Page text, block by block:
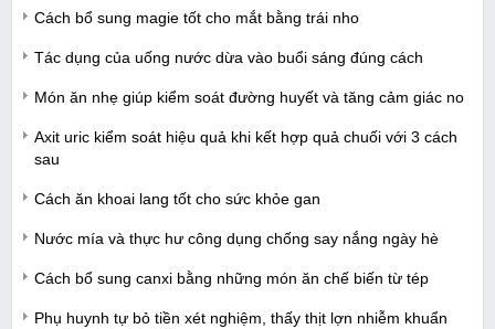
Cách bổ sung magie tốt cho mắt bằng trái nho
Tác dụng của uống nước dừa vào buổi sáng đúng cách
Món ăn nhẹ giúp kiểm soát đường huyết và tăng cảm giác no
Axit uric kiểm soát hiệu quả khi kết hợp quả chuối với 3 cách
sau
Cách ăn khoai lang tốt cho sức khỏe gan
Nước mía và thực hư công dụng chống say nắng ngày hè
Cách bổ sung canxi bằng những món ăn chế biến từ tép
Phụ huynh tự bỏ tiền xét nghiệm, thấy thịt lợn nhiễm khuẩn